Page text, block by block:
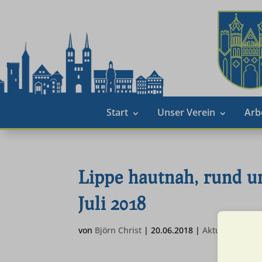
Start Unser Verein
Lippe hautnah, rund
Juli 2018
von Björn Christ |20.06.2018 |Aktuell